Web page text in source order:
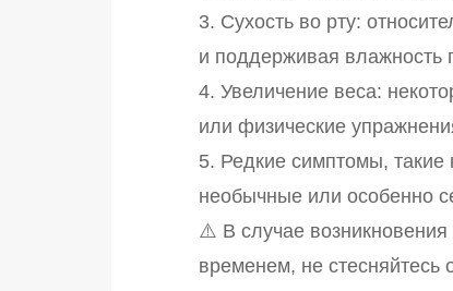
3. Сухость во рту:
и поддерживая влажность
4. Увеличение веса:
или физические
5. Редкие симптомы,
необычные или особенно
⚠️ В случае
временем, не стесняйтесь